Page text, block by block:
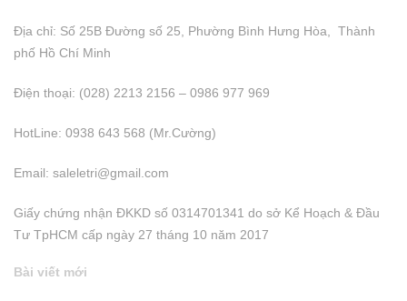
Địa chỉ: Số 25B Đường số 25, Phường Bình Hưng Hòa, Thành
phố Hồ Chí Minh
Điện thoại: (028) 2213 2156 – 0986 977 969
HotLine: 0938 643 568 (Mr.Cường)
Email: saleletri@gmail.com
Giấy chứng nhận ĐKKD số 0314701341 do sở Kể Hoạch & Đầu
Tư TpHCM cấp ngày 27 tháng 10 năm 2017
Bài viết mới